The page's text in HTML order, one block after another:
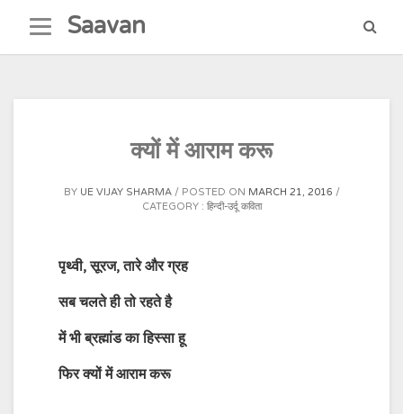
content
Saavan
क्यों में आराम करू
BY UE VIJAY SHARMA POSTED ON MARCH 21, 2016
CATEGORY : हिन्दी-उर्दू कविता
पृथ्वी, सूरज, तारे और ग्रह
सब चलते ही तो रहते है
में भी ब्रह्मांड का हिस्सा हू
फिर क्यों में आराम करू